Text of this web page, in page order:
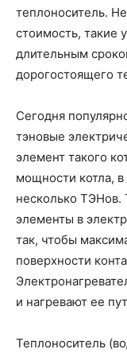
теплоноситель.
стоимость, такие
длительным
дорогостоящего
Сегодня
тэновые
элемент такого
мощности котла,
несколько ТЭНов.
элементы в
так, чтобы
поверхности
и нагревают ее
Теплоноситель